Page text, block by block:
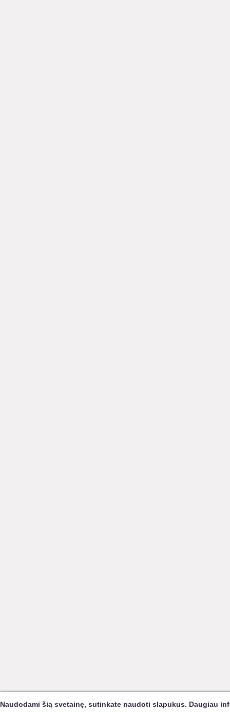
Naudodami šią svetainę, sutinkate naudoti slapukus. Daugiau